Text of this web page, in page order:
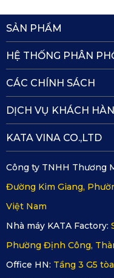
đối với người dùng. Dù
được kiểm định
nhận SGS, ISO mới
tô. Thảm lót sẽ không
độc hại như CFC hay
sàn xe nhờ thiết kế gai
dịch trong quá trình sử
hay chân phanh. Sử
an toàn tuyệt đối về
người dùng.
SẢN PHẨM
HỆ THỐNG PHÂN
CÁC CHÍNH SÁCH
DỊCH VỤ KHÁCH
KATA VINA CO.,LTD
Công ty TNHH Thương
Đường Kim Giang,
Việt Nam
Nhà máy KATA Factory:
Phường Định Công,
Office HN: Tầng 3 G5